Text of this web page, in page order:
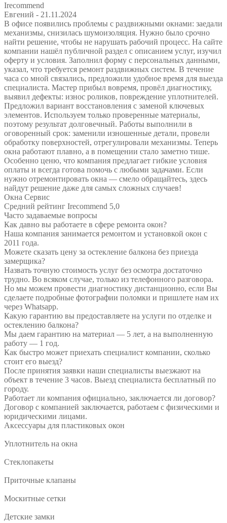
Irecommend
Евгений - 21.11.2024
В офисе появились проблемы с раздвижными окнами: заедали
механизмы, снизилась шумоизоляция. Нужно было срочно
найти решение, чтобы не нарушать рабочий процесс. На сайте
компании нашёл публичной раздел с описанием услуг, изучил
оферту и условия. Заполнил форму с персональных данными,
указал, что требуется ремонт раздвижных систем. В течение
часа со мной связались, предложили удобное время для выезда
специалиста. Мастер прибыл вовремя, провёл диагностику,
выявил дефекты: износ роликов, повреждение уплотнителей.
Предложил вариант восстановления с заменой ключевых
элементов. Используем только проверенные материалы,
поэтому результат долговечный. Работы выполнили в
оговоренный срок: заменили изношенные детали, провели
обработку поверхностей, отрегулировали механизмы. Теперь
окна работают плавно, а в помещении стало заметно тише.
Особенно ценю, что компания предлагает гибкие условия
оплаты и всегда готова помочь с любыми задачами. Если
нужно отремонтировать окна — смело обращайтесь, здесь
найдут решение даже для самых сложных случаев!
Окна Сервис
Средний рейтинг Irecommend 5,0
Часто задаваемые вопросы
Как давно вы работаете в сфере ремонта окон?
Наша компания занимается ремонтом и установкой окон с
2011 года.
Можете сказать цену за остекление балкона без приезда
замерщика?
Назвать точную стоимость услуг без осмотра достаточно
трудно. Во всяком случае, только из телефонного разговора.
Но мы можем провести диагностику дистанционно, если Вы
сделаете подробные фотографии поломки и пришлете нам их
через Whatsapp.
Какую гарантию вы предоставляете на услуги по отделке и
остеклению балкона?
Мы даем гарантию на материал — 5 лет, а на выполненную
работу — 1 год.
Как быстро может приехать специалист компании, сколько
стоит его выезд?
После принятия заявки наши специалисты выезжают на
объект в течение 3 часов. Выезд специалиста бесплатный по
городу.
Работает ли компания официально, заключается ли договор?
Договор с компанией заключается, работаем с физическими и
юридическими лицами.
Аксессуары для пластиковых окон
Уплотнитель на окна
Стеклопакеты
Приточные клапаны
Москитные сетки
Детские замки